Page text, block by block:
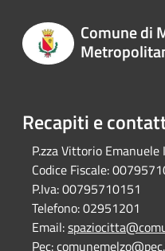
Comune di
Recapiti e
P.zza Vittorio
Codice Fiscale:
P.Iva:00795710151
Telefono:02951201
Email:
Pec: